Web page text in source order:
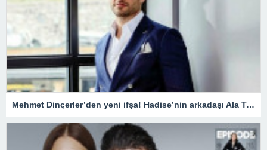
Mehmet Dinçerler’den yeni ifşa! Hadise’nin arkadaşı Ala Tokel’e yürüdü…